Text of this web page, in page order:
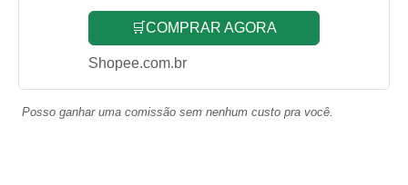
🛒COMPRAR AGORA
Shopee.com.br
Posso ganhar uma comissão sem nenhum custo pra você.